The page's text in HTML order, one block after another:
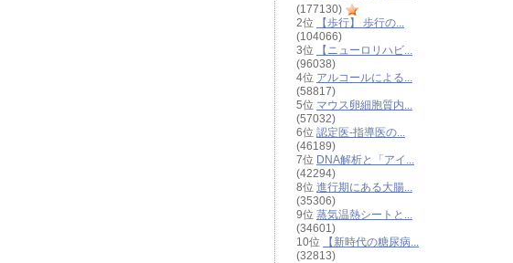
(177130)
2位
【歩行】 歩行の...
(104066)
3位
【ニューロリハビ...
(96038)
4位 アルコールによる...
(58817)
5位 マウス卵細胞質内...
(57032)
6位 認定医-指導医の...
(46189)
7位 DNA解析と「アイ...
(42294)
8位 進行期にある大腸...
(35306)
9位 蒸気温熱シートと...
(34601)
10位
【新時代の糖尿病...
(32813)